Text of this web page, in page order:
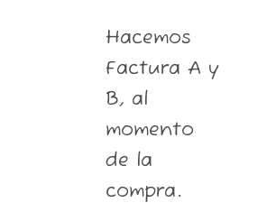
Hacemos
Factura A y
B, al
momento
de la
compra.